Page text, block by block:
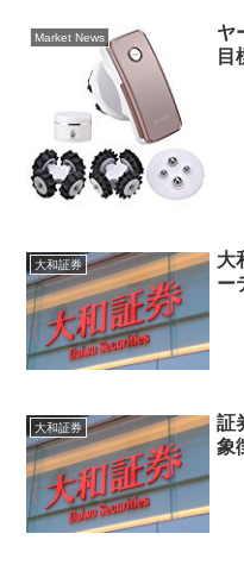
Market News
ヤ
目
大和証券
大
ー
大和証券
証
象